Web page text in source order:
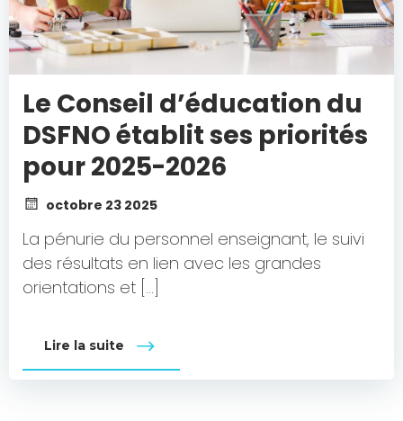
Le Conseil d’éducation du
DSFNO établit ses priorités
pour 2025-2026
octobre 23 2025
La pénurie du personnel enseignant, le suivi
des résultats en lien avec les grandes
orientations et […]
Lire la suite